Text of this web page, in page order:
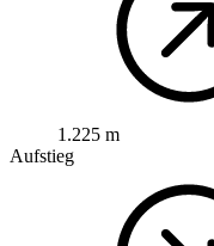
1.225 m
Aufstieg